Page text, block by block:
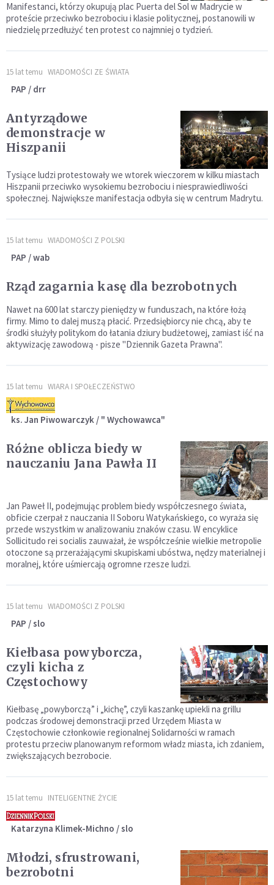
Manifestanci, którzy okupują plac Puerta del Sol w Madrycie w
proteście przeciwko bezrobociu i klasie politycznej, postanowili w
niedzielę przedłużyć ten protest co najmniej o tydzień.
15 lat temu WIADOMOŚCI ZE ŚWIATA
PAP / drr
Antyrządowe
demonstracje w
Hiszpanii
Tysiące ludzi protestowały we wtorek wieczorem w kilku miastach
Hiszpanii przeciwko wysokiemu bezrobociu i niesprawiedliwości
społecznej. Największe manifestacja odbyła się w centrum Madrytu.
15 lat temu WIADOMOŚCI Z POLSKI
PAP / wab
Rząd zagarnia kasę dla bezrobotnych
Nawet na 600 lat starczy pieniędzy w funduszach, na które łożą
firmy. Mimo to dalej muszą płacić. Przedsiębiorcy nie chcą, aby te
środki służyły politykom do łatania dziury budżetowej, zamiast iść na
aktywizację zawodową - pisze "Dziennik Gazeta Prawna".
15 lat temu WIARA I SPOŁECZEŃSTWO
ks. Jan Piwowarczyk / " Wychowawca"
Różne oblicza biedy w
nauczaniu Jana Pawła II
Jan Paweł II, podejmując problem biedy współczesnego świata,
obficie czerpał z nauczania II Soboru Watykańskiego, co wyraża się
przede wszystkim w analizowaniu znaków czasu. W encyklice
Sollicitudo rei socialis zauważał, że współcześnie wielkie metropolie
otoczone są przerażającymi skupiskami ubóstwa, nędzy materialnej i
moralnej, które uśmiercają ogromne rzesze ludzi.
15 lat temu WIADOMOŚCI Z POLSKI
PAP / slo
Kiełbasa powyborcza,
czyli kicha z
Częstochowy
Kiełbasę „powyborczą” i „kichę”, czyli kaszankę upiekli na grillu
podczas środowej demonstracji przed Urzędem Miasta w
Częstochowie członkowie regionalnej Solidarności w ramach
protestu przeciw planowanym reformom władz miasta, ich zdaniem,
zwiększających bezrobocie.
15 lat temu INTELIGENTNE ŻYCIE
Katarzyna Klimek-Michno / slo
Młodzi, sfrustrowani,
bezrobotni